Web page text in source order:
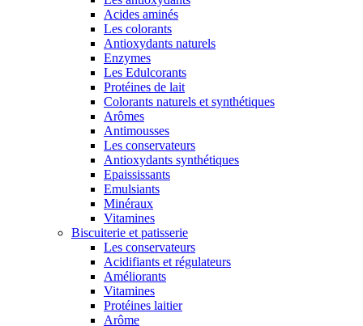
Acides aminés
Les colorants
Antioxydants naturels
Enzymes
Les Edulcorants
Protéines de lait
Colorants naturels et synthétiques
Arômes
Antimousses
Les conservateurs
Antioxydants synthétiques
Epaississants
Emulsiants
Minéraux
Vitamines
Biscuiterie et patisserie
Les conservateurs
Acidifiants et régulateurs
Améliorants
Vitamines
Protéines laitier
Arôme